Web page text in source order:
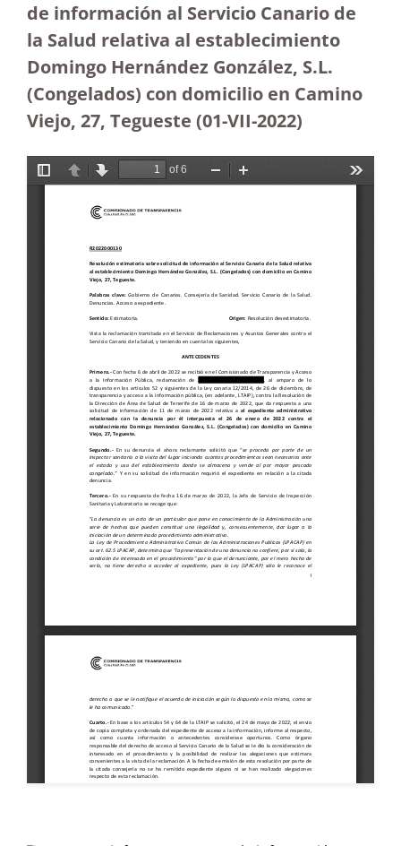
de información al Servicio Canario de
la Salud relativa al establecimiento
Domingo Hernández González, S.L.
(Congelados) con domicilio en Camino
Viejo, 27, Tegueste (01-VII-2022)